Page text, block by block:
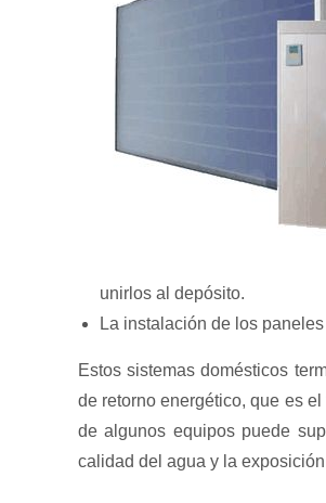
unirlos al depósito.
La instalación de los
Estos sistemas domésticos
de retorno energético, que es
de algunos equipos puede
calidad del agua y la